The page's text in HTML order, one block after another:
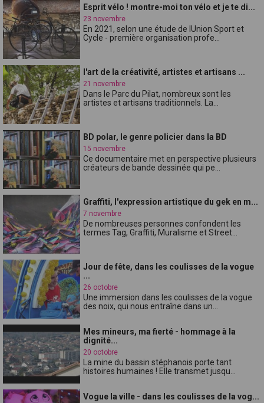
Esprit vélo ! montre-moi ton vélo et je te di...
23 novembre
En 2021, selon une étude de lUnion Sport et
Cycle - première organisation profe...
l'art de la créativité, artistes et artisans ...
21 novembre
Dans le Parc du Pilat, nombreux sont les
artistes et artisans traditionnels. La...
BD polar, le genre policier dans la BD
15 novembre
Ce documentaire met en perspective plusieurs
créateurs de bande dessinée qui pe...
Graffiti, l'expression artistique du gek en m...
7 novembre
De nombreuses personnes confondent les
termes Tag, Graffiti, Muralisme et Street...
Jour de fête, dans les coulisses de la vogue
...
26 octobre
Une immersion dans les coulisses de la vogue
des noix, qui nous entraîne dans un...
Mes mineurs, ma fierté - hommage à la
dignité...
20 octobre
La mine du bassin stéphanois porte tant
histoires humaines ! Elle transmet jusqu...
Vogue la ville - dans les coulisses de la vog...